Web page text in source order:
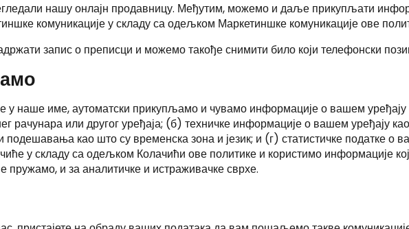
нашу онлајн продавницу. Међутим, можемо и даље прикупљати
комуникације у складу са одељком Маркетиншке комуникације ове
запис о преписци и можемо такође снимити било који телефонски
у наше име, аутоматски прикупљамо и чувамо информације о вашем
или другог уређаја; (б) техничке информације о вашем уређају
као што су временска зона и језик; и (г) статистичке податке о
у складу са одељком Колачићи ове политике и користимо информације
и за аналитичке и истраживачке сврхе.